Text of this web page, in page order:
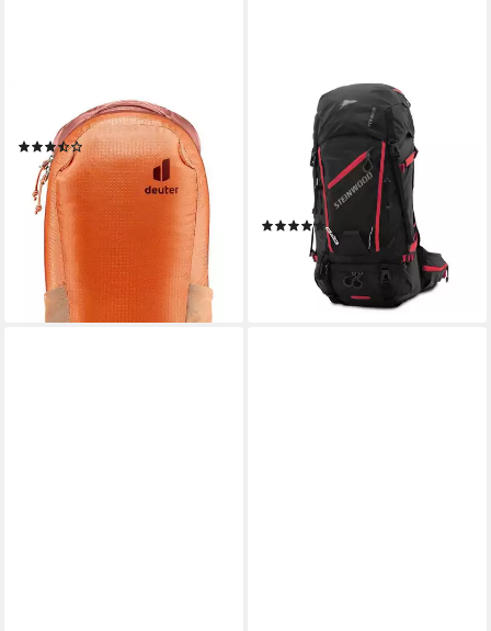
Rucksack Race (Set, 2-tlg)
(5)
ab 49,99 €
lieferbar - in 3-4 Werktagen bei dir
STEINWOOD
Wanderrucksack Herren &
Damen 35L - Outdoor-
Rucksack, Reiserucksack,
Tagesrucksack w…
(1)
64,99 € UVP 89,99 €
lieferbar - in 3-4 Werktagen bei dir